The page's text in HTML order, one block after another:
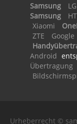
Samsung LG
Samsung
Xiaomi
ZTE
Google
Android
Übertragung
Urheberrecht ©